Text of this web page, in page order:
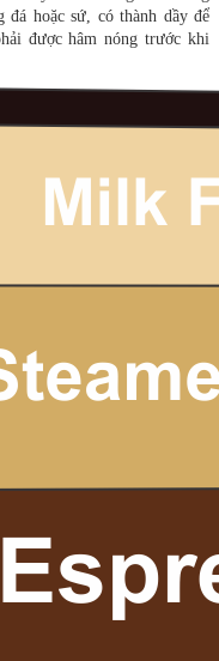
đá hoặc sứ, có thành dầy để
được hâm nóng trước khi